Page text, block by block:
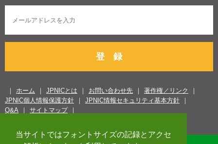
当サイトではフォントサイズの記録とアクセ
登 録
ホーム JPNICとは お問い合わせ先
著作権／リンク
JPNIC個人情報保護方針
JPNIC情報セキュリティ基本方針
Q&A
サイトマップ